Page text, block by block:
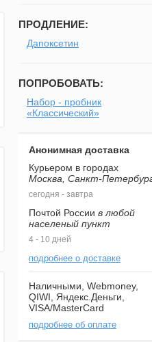
ПРОДЛЕНИЕ:
Дапоксетин
ПОПРОБОВАТЬ:
Набор - пробник
«Классический»
Анонимная доставка
Курьером в городах
Москва, Санкт-
сегодня - завтра
Почтой России в любой
населеный пункт
4 - 10 дней
подробнее о доставке
Наличными, Webmoney,
QIWI, Яндекс.Деньги,
VISA/MasterCard
подробнее об оплате